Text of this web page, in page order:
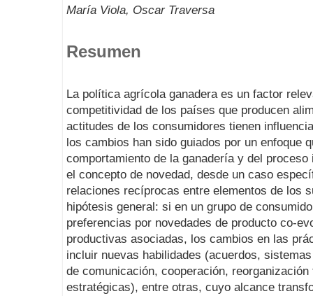
María Viola, Oscar Traversa
Resumen
La política agrícola ganadera es un factor
competitividad de los países que producen
actitudes de los consumidores tienen
los cambios han sido guiados por un enfoque
comportamiento de la ganadería y del
el concepto de novedad, desde un caso
relaciones recíprocas entre elementos de los
hipótesis general: si en un grupo de
preferencias por novedades de producto co-
productivas asociadas, los cambios en las
incluir nuevas habilidades (acuerdos,
de comunicación, cooperación,
estratégicas), entre otras, cuyo alcance